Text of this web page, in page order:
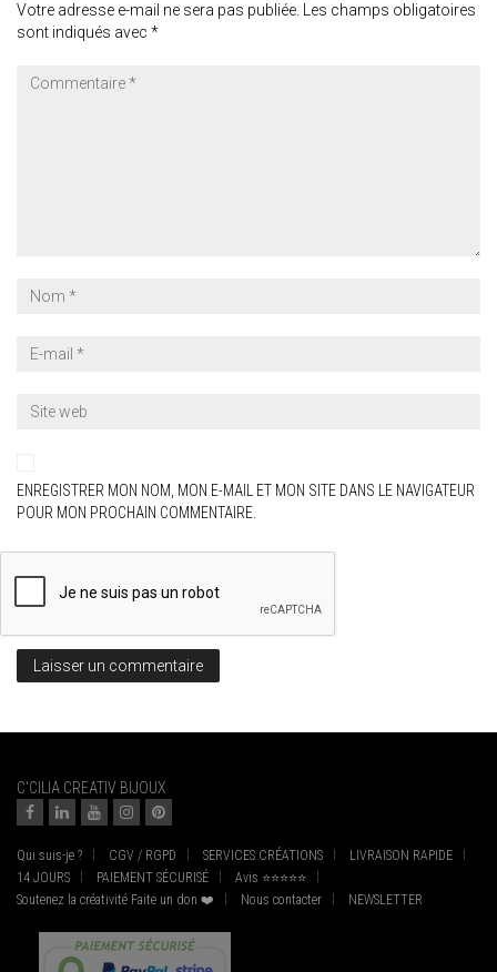
Votre adresse e-mail ne sera pas publiée. Les champs obligatoires
sont indiqués avec *
ENREGISTRER MON NOM, MON E-MAIL ET MON SITE DANS LE NAVIGATEUR
POUR MON PROCHAIN COMMENTAIRE.
C'CILIA CREATIV BIJOUX
Qui suis-je ? CGV / RGPD SERVICES CRÉATIONS
LIVRAISON RAPIDE
14 JOURS
PAIEMENT SÉCURISÉ
Avis ⭐⭐⭐⭐⭐
Soutenez la créativité Faite un don ❤️
Nous contacter NEWSLETTER